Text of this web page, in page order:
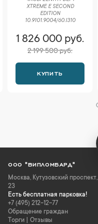
XTREME E SECOND
EDITION
10.9101.9004/60.I310
1 826 000 руб.
2 199 500 руб.
КУПИТЬ
ООО "ВИПЛОМБАРД"
Москва, Кутузовский проспект,
23
Есть бесплатная парковка!
+7 (495) 212-12-77
Обращение граждан
Торги
Отзывы